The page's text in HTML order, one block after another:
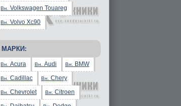
Вн. Volkswagen Touareg
Вн. Volvo Xc90
МАРКИ:
Вн. Acura Вн. Audi Вн. BMW
Вн. Cadillac Вн. Chery
Вн. Chevrolet Вн. Citroen